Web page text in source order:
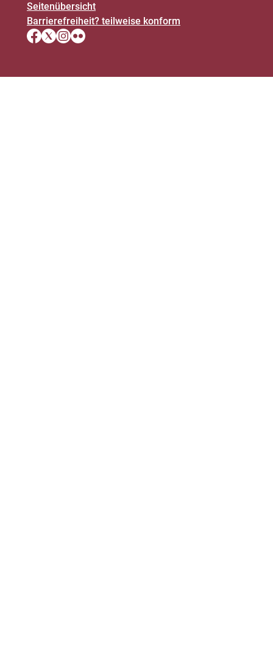
Seitenübersicht
Barrierefreiheit? teilweise konform